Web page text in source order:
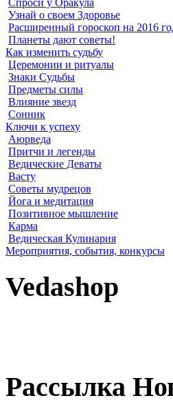
Спроси у Оракула
Узнай о своем Здоровье
Расширенный гороскоп на 2016
Планеты дают советы!
Как изменить судьбу
Церемонии и ритуалы
Знаки Судьбы
Предметы силы
Влияние звезд
Сонник
Ключи к успеху
Аюрведа
Притчи и легенды
Ведические Деваты
Васту
Советы мудрецов
Йога и медитация
Позитивное мышление
Карма
Ведическая Кулинария
Мероприятия, события, конкурсы
Vedashop
Рассылка